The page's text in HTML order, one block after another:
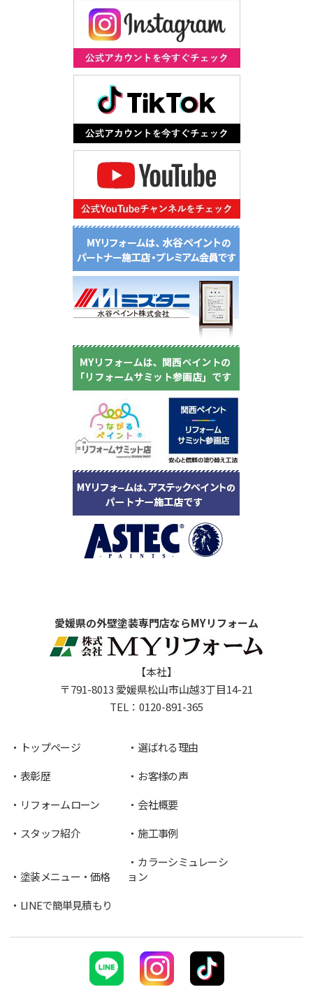
愛媛県の外壁塗装専門店ならMYリフォーム
【本社】
〒791-8013 愛媛県松山市山越3丁目14-21
TEL： 0120-891-365
トップページ
選ばれる理由
表彰歴
お客様の声
リフォームローン
会社概要
スタッフ紹介
施工事例
塗装メニュー・価格
カラーシミュレーシ
ョン
LINEで簡単見積もり